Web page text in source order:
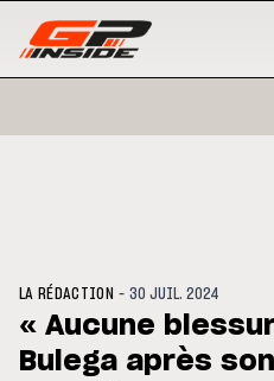
LA RÉDACTION -30 JUIL. 2024
« Aucune
Bulega après